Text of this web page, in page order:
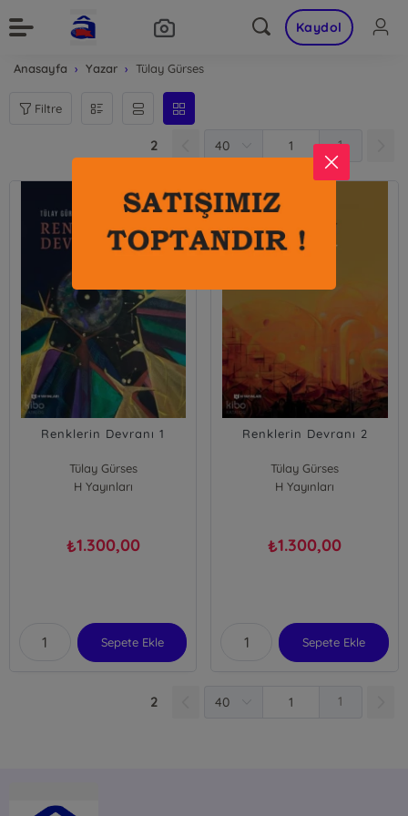
Kaydol
Anasayfa Yazar Tülay Gürses
Filtre
2 1
Renklerin Devranı 1
Tülay Gürses
H Yayınları
₺1.300,00
Sepete Ekle
Renklerin Devranı 2
Tülay Gürses
H Yayınları
₺1.300,00
Sepete Ekle
2 1